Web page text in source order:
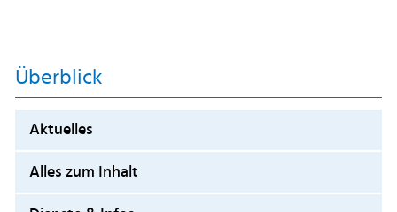
Überblick
Aktuelles
Alles zum Inhalt